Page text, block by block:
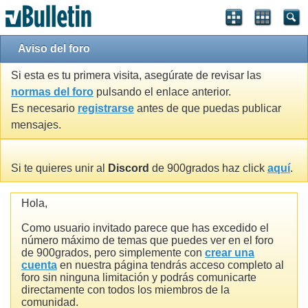
Aviso del foro
Si esta es tu primera visita, asegúrate de revisar las
normas del foro pulsando el enlace anterior.
Es necesario registrarse antes de que puedas publicar
mensajes.
Si te quieres unir al Discord de 900grados haz click aquí.
Hola,
Como usuario invitado parece que has excedido el
número máximo de temas que puedes ver en el foro
de 900grados, pero simplemente con crear una
cuenta en nuestra página tendrás acceso completo al
foro sin ninguna limitación y podrás comunicarte
directamente con todos los miembros de la
comunidad.